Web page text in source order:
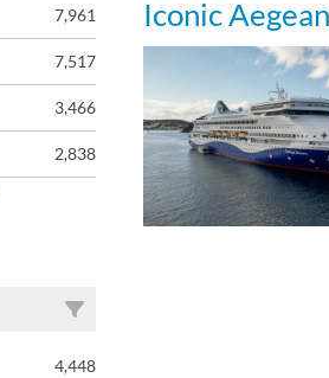
7,961
7,517
3,466
2,838
4,448
Iconic